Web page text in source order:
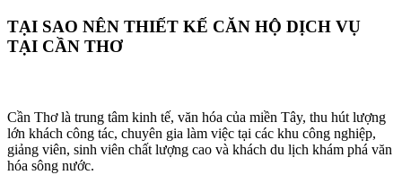
TẠI SAO NÊN THIẾT KẾ CĂN HỘ DỊCH VỤ
TẠI CẦN THƠ
Cần Thơ là trung tâm kinh tế, văn hóa của miền Tây, thu hút lượng
lớn khách công tác, chuyên gia làm việc tại các khu công nghiệp,
giảng viên, sinh viên chất lượng cao và khách du lịch khám phá văn
hóa sông nước.